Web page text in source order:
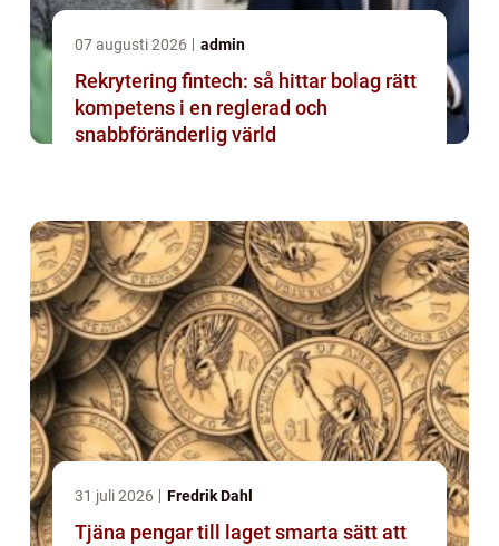
07 augusti 2026 admin
Rekrytering fintech: så hittar bolag rätt
kompetens i en reglerad och
snabbföränderlig värld
31 juli 2026 Fredrik Dahl
Tjäna pengar till laget smarta sätt att